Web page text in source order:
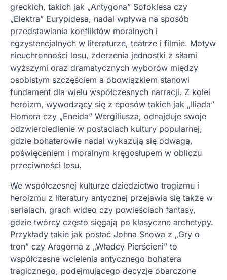
greckich, takich jak „Antygona” Sofoklesa czy
„Elektra” Eurypidesa, nadal wpływa na sposób
przedstawiania konfliktów moralnych i
egzystencjalnych w literaturze, teatrze i filmie. Motyw
nieuchronności losu, zderzenia jednostki z siłami
wyższymi oraz dramatycznych wyborów między
osobistym szczęściem a obowiązkiem stanowi
fundament dla wielu współczesnych narracji. Z kolei
heroizm, wywodzący się z eposów takich jak „Iliada”
Homera czy „Eneida” Wergiliusza, odnajduje swoje
odzwierciedlenie w postaciach kultury popularnej,
gdzie bohaterowie nadal wykazują się odwagą,
poświęceniem i moralnym kręgosłupem w obliczu
przeciwności losu.
We współczesnej kulturze dziedzictwo tragizmu i
heroizmu z literatury antycznej przejawia się także w
serialach, grach wideo czy powieściach fantasy,
gdzie twórcy często sięgają po klasyczne archetypy.
Przykłady takie jak postać Johna Snowa z „Gry o
tron” czy Aragorna z „Władcy Pierścieni” to
współczesne wcielenia antycznego bohatera
tragicznego, podejmującego decyzje obarczone